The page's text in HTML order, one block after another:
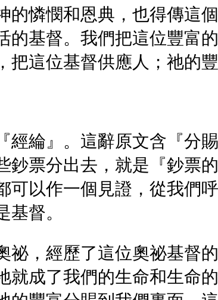
的憐憫和恩典，也得傳這
基督。我們把這位豐富
這位基督供應人；祂的豐
經綸』。這辭原文含『分
鈔票分出去，就是『鈔票
以作一個見證，從我們
督。
祕，經歷了這位奧祕基督
成了我們的生命和生命